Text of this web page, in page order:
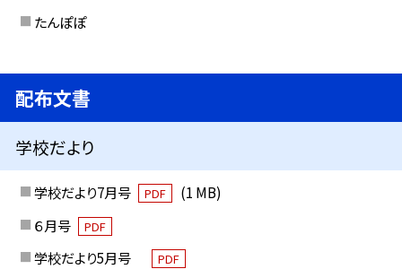
たんぽぽ
配布文書
学校だより
学校だより7月号 PDF
(1 MB)
６月号
PDF
学校だより5月号 PDF